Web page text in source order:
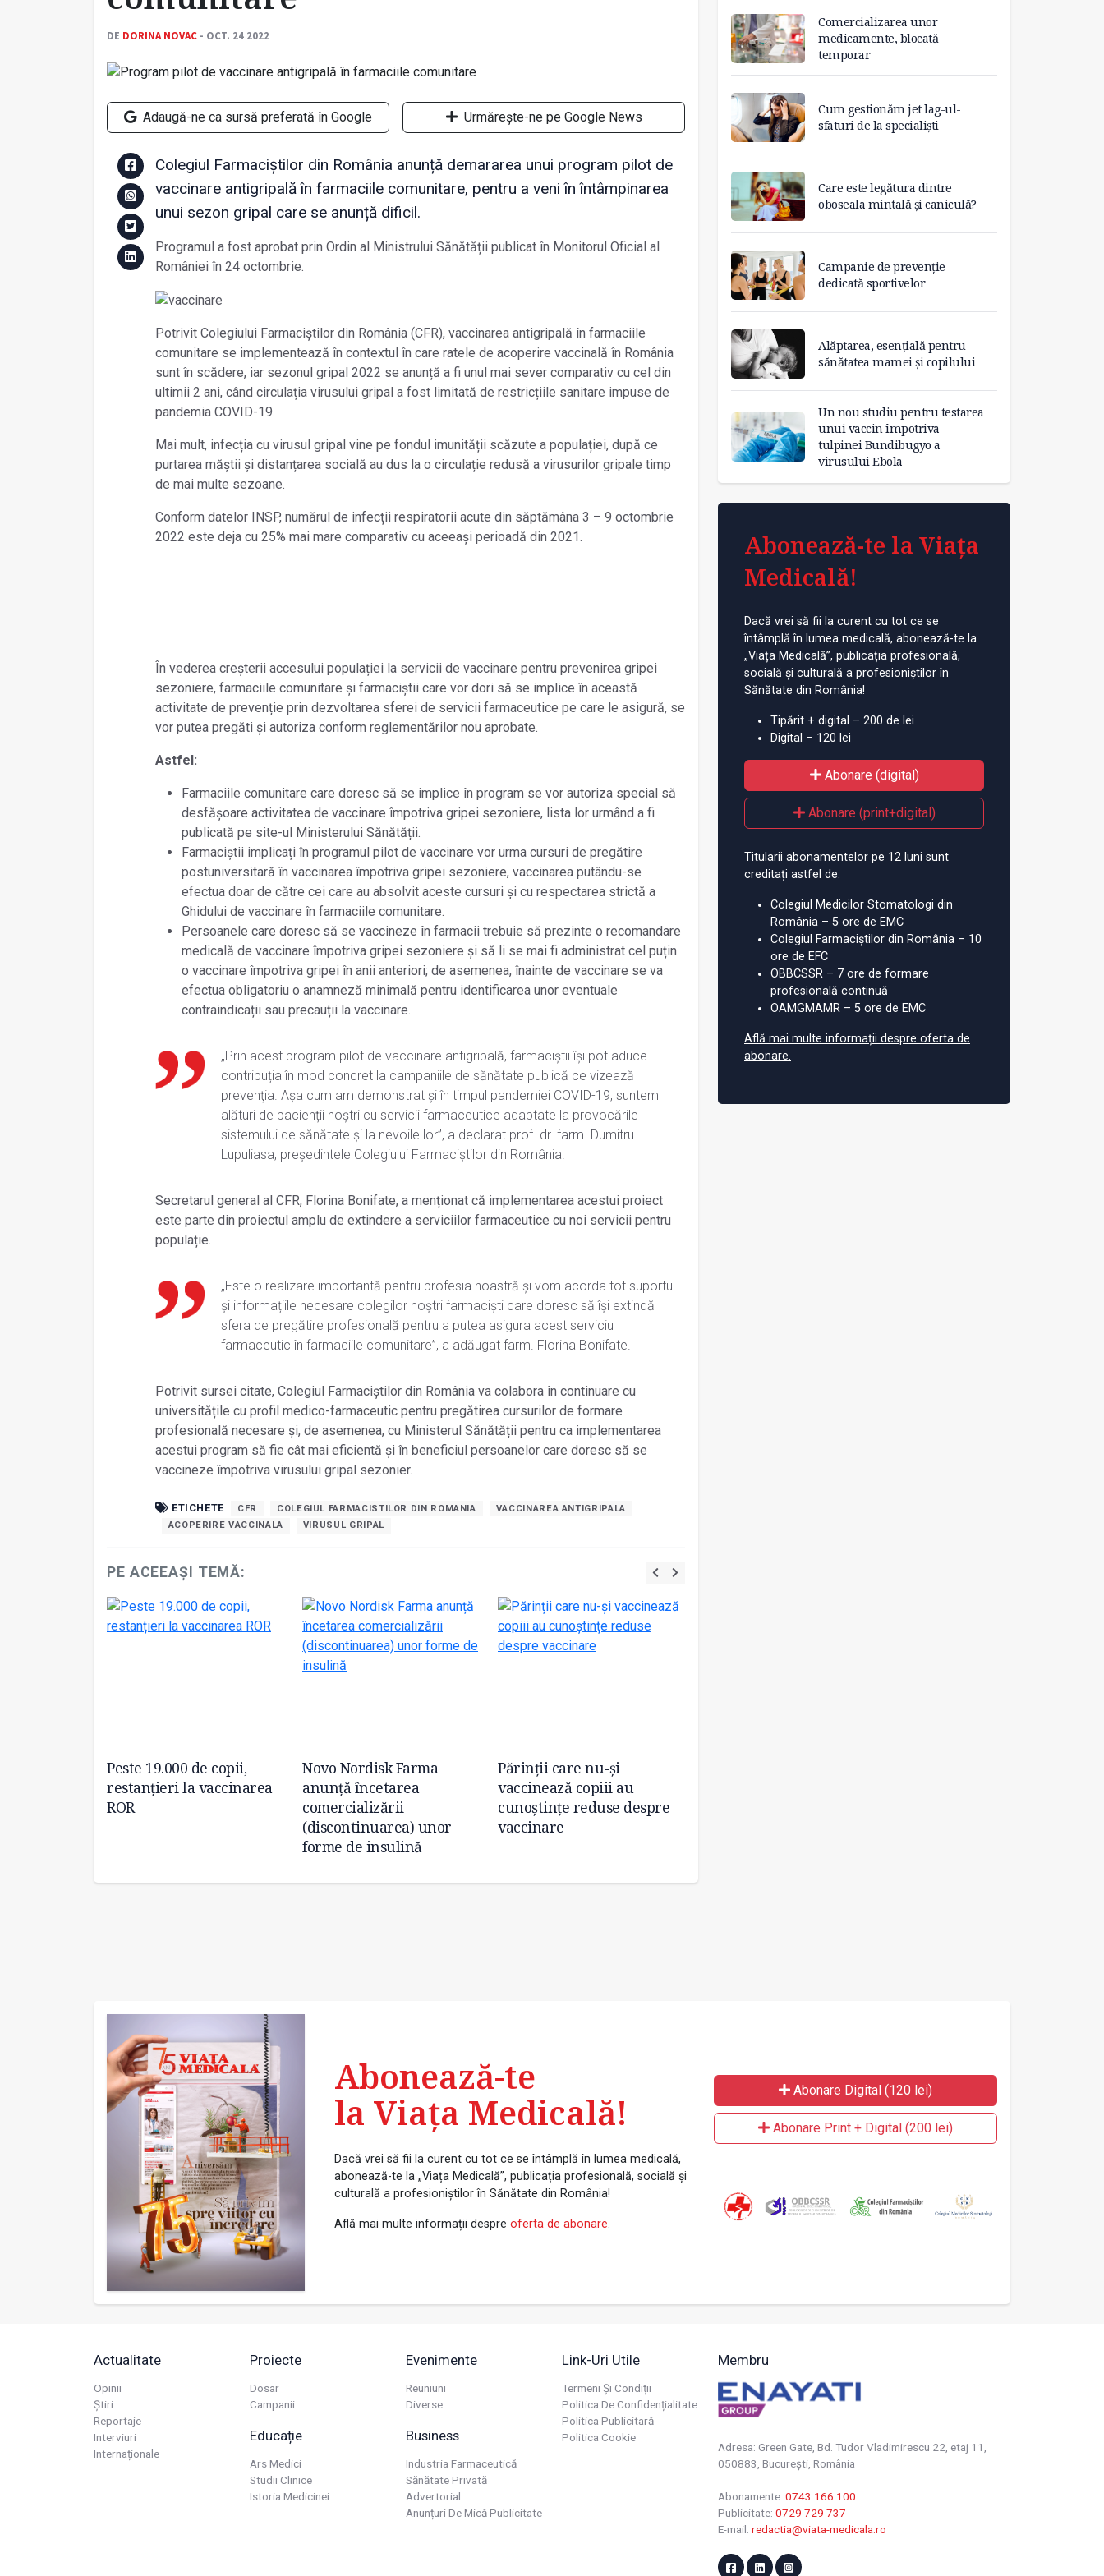
DE DORINA NOVAC - OCT. 24 2022
Adaugă-ne ca sursă preferată în Google Urmărește-ne pe Google News
Colegiul Farmaciștilor din România anunță demararea unui program pilot de
vaccinare antigripală în farmaciile comunitare, pentru a veni în întâmpinarea
unui sezon gripal care se anunță dificil.
Programul a fost aprobat prin Ordin al Ministrului Sănătății publicat în Monitorul Oficial al
României în 24 octombrie.
Potrivit Colegiului Farmaciștilor din România (CFR), vaccinarea antigripală în farmaciile
comunitare se implementează în contextul în care ratele de acoperire vaccinală în România
sunt în scădere, iar sezonul gripal 2022 se anunță a fi unul mai sever comparativ cu cel din
ultimii 2 ani, când circulația virusului gripal a fost limitată de restricțiile sanitare impuse de
pandemia COVID-19.
Mai mult, infecția cu virusul gripal vine pe fondul imunității scăzute a populației, după ce
purtarea măștii și distanțarea socială au dus la o circulație redusă a virusurilor gripale timp
de mai multe sezoane.
Conform datelor INSP, numărul de infecții respiratorii acute din săptămâna 3 – 9 octombrie
2022 este deja cu 25% mai mare comparativ cu aceeași perioadă din 2021.
În vederea creșterii accesului populației la servicii de vaccinare pentru prevenirea gripei
sezoniere, farmaciile comunitare și farmaciștii care vor dori să se implice în această
activitate de prevenție prin dezvoltarea sferei de servicii farmaceutice pe care le asigură, se
vor putea pregăti și autoriza conform reglementărilor nou aprobate.
Astfel:
Farmaciile comunitare care doresc să se implice în program se vor autoriza special să
desfășoare activitatea de vaccinare împotriva gripei sezoniere, lista lor urmând a fi
publicată pe site-ul Ministerului Sănătății.
Farmaciștii implicați în programul pilot de vaccinare vor urma cursuri de pregătire
postuniversitară în vaccinarea împotriva gripei sezoniere, vaccinarea putându-se
efectua doar de către cei care au absolvit aceste cursuri și cu respectarea strictă a
Ghidului de vaccinare în farmaciile comunitare.
Persoanele care doresc să se vaccineze în farmacii trebuie să prezinte o recomandare
medicală de vaccinare împotriva gripei sezoniere și să li se mai fi administrat cel puțin
o vaccinare împotriva gripei în anii anteriori; de asemenea, înainte de vaccinare se va
efectua obligatoriu o anamneză minimală pentru identificarea unor eventuale
contraindicații sau precauții la vaccinare.
„Prin acest program pilot de vaccinare antigripală, farmaciștii își pot aduce
contribuția în mod concret la campaniile de sănătate publică ce vizează
prevenţia. Așa cum am demonstrat și în timpul pandemiei COVID-19, suntem
alături de pacienții noștri cu servicii farmaceutice adaptate la provocările
sistemului de sănătate și la nevoile lor”, a declarat prof. dr. farm. Dumitru
Lupuliasa, președintele Colegiului Farmaciștilor din România.
Secretarul general al CFR, Florina Bonifate, a menționat că implementarea acestui proiect
este parte din proiectul amplu de extindere a serviciilor farmaceutice cu noi servicii pentru
populație.
„Este o realizare importantă pentru profesia noastră și vom acorda tot suportul
și informațiile necesare colegilor noștri farmaciști care doresc să își extindă
sfera de pregătire profesională pentru a putea asigura acest serviciu
farmaceutic în farmaciile comunitare”, a adăugat farm. Florina Bonifate.
Potrivit sursei citate, Colegiul Farmaciștilor din România va colabora în continuare cu
universitățile cu profil medico-farmaceutic pentru pregătirea cursurilor de formare
profesională necesare și, de asemenea, cu Ministerul Sănătății pentru ca implementarea
acestui program să fie cât mai eficientă și în beneficiul persoanelor care doresc să se
vaccineze împotriva virusului gripal sezonier.
ETICHETE CFR COLEGIUL FARMACISTILOR DIN ROMANIA
VACCINAREA ANTIGRIPALA
ACOPERIRE VACCINALA
VIRUSUL GRIPAL
PE ACEEAȘI TEMĂ:
Peste 19.000 de copii,
restanțieri la vaccinarea
ROR
Novo Nordisk Farma
anunță încetarea
comercializării
(discontinuarea) unor
forme de insulină
Părinții care nu-și
vaccinează copiii au
cunoștințe reduse despre
vaccinare
Comercializarea unor
medicamente, blocată
temporar
Cum gestionăm jet lag-ul-
sfaturi de la specialiști
Care este legătura dintre
oboseala mintală și caniculă?
Campanie de prevenție
dedicată sportivelor
Alăptarea, esențială pentru
sănătatea mamei și copilului
Un nou studiu pentru testarea
unui vaccin împotriva
tulpinei Bundibugyo a
virusului Ebola
Abonează-te la Viața
Medicală!
Dacă vrei să fii la curent cu tot ce se
întâmplă în lumea medicală, abonează-te la
„Viața Medicală”, publicația profesională,
socială și culturală a profesioniștilor în
Sănătate din România!
Tipărit + digital – 200 de lei
Digital – 120 lei
Abonare (digital)
Abonare (print+digital)
Titularii abonamentelor pe 12 luni sunt
creditați astfel de:
Colegiul Medicilor Stomatologi din
România – 5 ore de EMC
Colegiul Farmaciștilor din România – 10
ore de EFC
OBBCSSR – 7 ore de formare
profesională continuă
OAMGMAMR – 5 ore de EMC
Află mai multe informații despre oferta de
abonare.
Abonează-te
la Viața Medicală!
Dacă vrei să fii la curent cu tot ce se întâmplă în lumea medicală,
abonează-te la „Viața Medicală”, publicația profesională, socială și
culturală a profesioniștilor în Sănătate din România!
Află mai multe informații despre oferta de abonare.
Abonare Digital (120 lei)
Abonare Print + Digital (200 lei)
Actualitate
Opinii
Știri
Reportaje
Interviuri
Internaționale
Proiecte
Dosar
Campanii
Educație
Ars Medici
Studii Clinice
Istoria Medicinei
Evenimente
Reuniuni
Diverse
Business
Industria Farmaceutică
Sănătate Privată
Advertorial
Anunțuri De Mică Publicitate
Link-Uri Utile
Termeni Și Condiții
Politica De Confidențialitate
Politica Publicitară
Politica Cookie
Membru
Adresa: Green Gate, Bd. Tudor Vladimirescu 22, etaj 11,
050883, Bucureşti, România
Abonamente: 0743 166 100
Publicitate: 0729 729 737
E-mail: redactia@viata-medicala.ro